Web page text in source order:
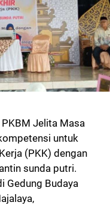
Jelita Masa
untuk
(PKK) dengan
sunda putri.
Gedung Budaya